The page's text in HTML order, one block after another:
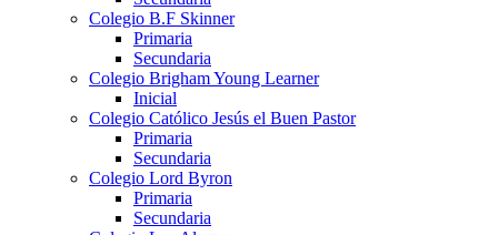
Colegio B.F Skinner
Primaria
Secundaria
Colegio Brigham Young Learner
Inicial
Colegio Católico Jesús el Buen Pastor
Primaria
Secundaria
Colegio Lord Byron
Primaria
Secundaria